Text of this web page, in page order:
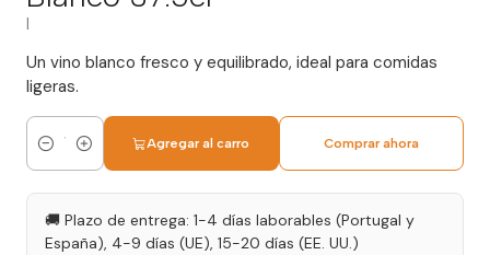
Un vino blanco fresco y equilibrado, ideal para comidas
ligeras.
Cantidad
Agregar al carro Comprar ahora
🚚 Plazo de entrega: 1-4 días laborables (Portugal y
España), 4-9 días (UE), 15-20 días (EE. UU.)